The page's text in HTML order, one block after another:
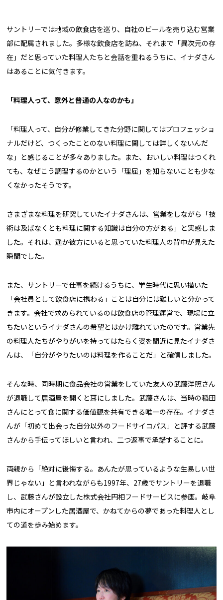
サントリーでは地域の飲食店を巡り、自社のビールを売り込む営業
部に配属されました。多様な飲食店を訪ね、それまで「異次元の存
在」だと思っていた料理人たちと会話を重ねるうちに、イナダさん
はあることに気付きます。
「料理人って、意外と普通の人なのかも」
「料理人って、自分が修業してきた分野に関してはプロフェッショ
ナルだけど、つくったことのない料理に関しては詳しくないんだ
な」と感じることが多々ありました。また、おいしい料理はつくれ
ても、なぜこう調理するのかという「理屈」を知らないことも少な
くなかったそうです。
さまざまな料理を研究していたイナダさんは、営業をしながら「技
術は及ばなくとも料理に関する知識は自分の方がある」と実感しま
した。それは、遥か彼方にいると思っていた料理人の背中が見えた
瞬間でした。
また、サントリーで仕事を続けるうちに、学生時代に思い描いた
「会社員として飲食店に携わる」ことは自分には難しいと分かって
きます。会社で求められているのは飲食店の管理運営で、現場に立
ちたいというイナダさんの希望とはかけ離れていたのです。営業先
の料理人たちがやりがいを持ってはたらく姿を間近に見たイナダさ
んは、「自分がやりたいのは料理を作ることだ」と確信しました。
そんな時、同時期に食品会社の営業をしていた友人の武藤洋照さん
が退職して居酒屋を開くと耳にしました。武藤さんは、当時の稲田
さんにとって食に関する価値観を共有できる唯一の存在。イナダさ
んが「初めて出会った自分以外のフードサイコパス」と評する武藤
さんから手伝ってほしいと言われ、二つ返事で承諾することに。
両親から「絶対に後悔する。あんたが思っているような生易しい世
界じゃない」と言われながらも1997年、27歳でサントリーを退職
し、武藤さんが設立した株式会社円相フードサービスに参画。岐阜
市内にオープンした居酒屋で、かねてからの夢であった料理人とし
ての道を歩み始めます。